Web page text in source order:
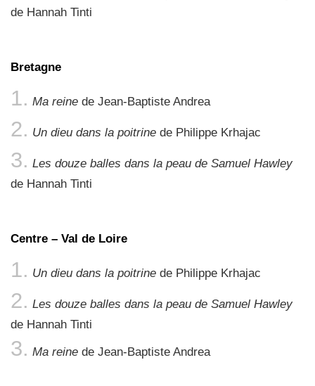
de Hannah Tinti
Bretagne
Ma reine de Jean-Baptiste Andrea
Un dieu dans la poitrine de Philippe Krhajac
Les douze balles dans la peau de Samuel Hawley
de Hannah Tinti
Centre – Val de Loire
Un dieu dans la poitrine de Philippe Krhajac
Les douze balles dans la peau de Samuel Hawley
de Hannah Tinti
Ma reine de Jean-Baptiste Andrea